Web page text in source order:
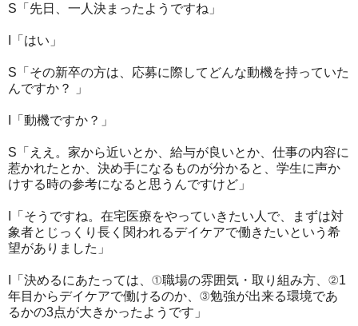
S「先日、一人決まったようですね」
I「はい」
S「その新卒の方は、応募に際してどんな動機を持っていた
んですか？ 」
I「動機ですか？」
S「ええ。家から近いとか、給与が良いとか、仕事の内容に
惹かれたとか、決め手になるものが分かると、学生に声か
けする時の参考になると思うんですけど」
I「そうですね。在宅医療をやっていきたい人で、まずは対
象者とじっくり長く関われるデイケアで働きたいという希
望がありました」
I「決めるにあたっては、①職場の雰囲気・取り組み方、②1
年目からデイケアで働けるのか、③勉強が出来る環境であ
るかの3点が大きかったようです」